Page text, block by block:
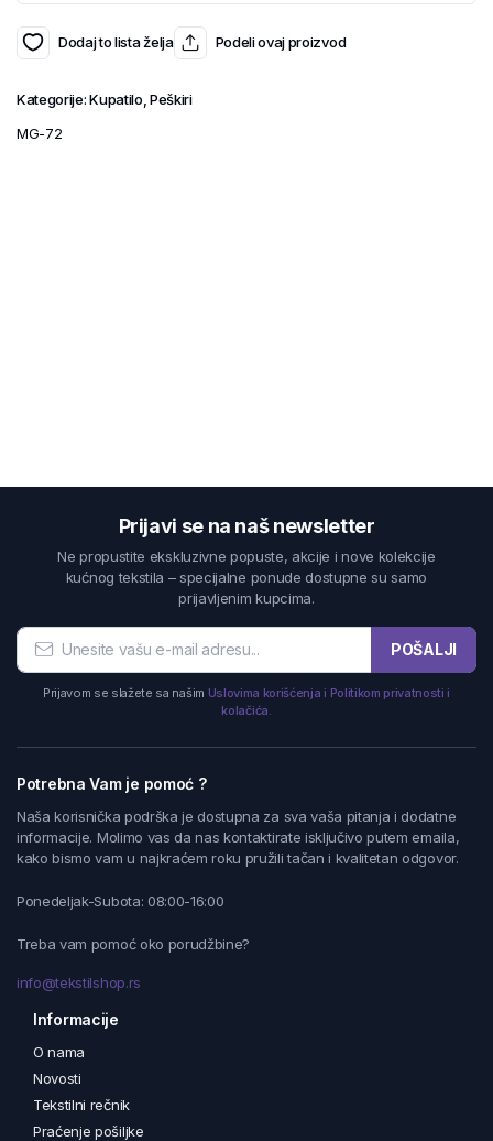
Dodaj to lista želja Podeli ovaj proizvod
Kategorije:Kupatilo Peškiri
MG-72
Prijavi se na naš newsletter
Ne propustite ekskluzivne popuste, akcije i nove kolekcije
kućnog tekstila – specijalne ponude dostupne su samo
prijavljenim kupcima.
POŠALJI
Prijavom se slažete sa našim Uslovima korišćenja i Politikom privatnosti i
kolačića.
Potrebna Vam je pomoć ?
Naša korisnička podrška je dostupna za sva vaša pitanja i dodatne
informacije. Molimo vas da nas kontaktirate isključivo putem emaila,
kako bismo vam u najkraćem roku pružili tačan i kvalitetan odgovor.
Ponedeljak-Subota: 08:00-16:00
Treba vam pomoć oko porudžbine?
info@tekstilshop.rs
Informacije
O nama
Novosti
Tekstilni rečnik
Praćenje pošiljke